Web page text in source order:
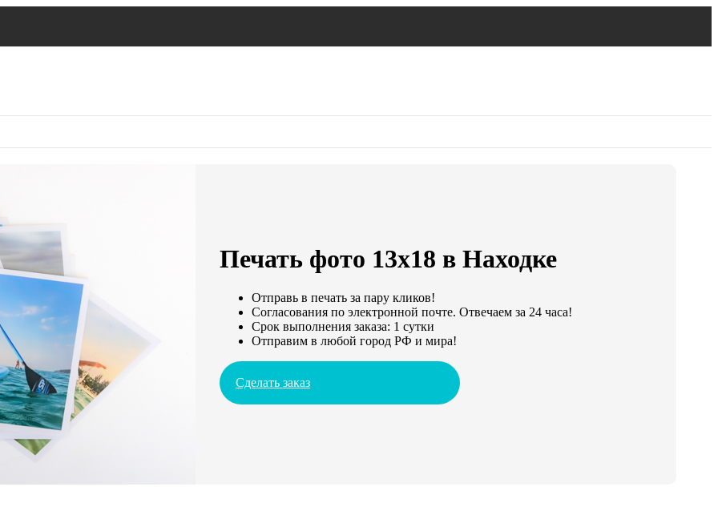
Печать фото 13х18 в Находке
Отправь в печать за пару кликов!
Согласования по электронной почте. Отвечаем за 24 часа!
Срок выполнения заказа: 1 сутки
Отправим в любой город РФ и мира!
Сделать заказ